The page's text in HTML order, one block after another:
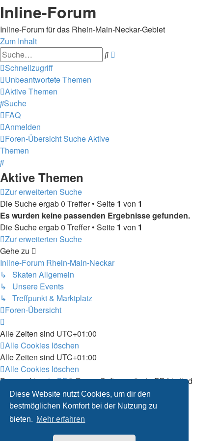
Diese Website nutzt Cookies, um dir den
bestmöglichen Komfort bei der Nutzung zu
bieten. Mehr erfahren
Inline-Forum
Inline-Forum für das Rhein-Main-Neckar-Gebiet
Zum Inhalt
Suche
Schnellzugriff
Unbeantwortete Themen
Aktive Themen
Suche
FAQ
Anmelden
Foren-ÜbersichtSucheAktive
Themen
Suche
Aktive Themen
Zur erweiterten Suche
Die Suche ergab 0 Treffer • Seite 1 von 1
Es wurden keine passenden Ergebnisse gefunden.
Die Suche ergab 0 Treffer • Seite 1 von 1
Zur erweiterten Suche
Gehe zu
Inline-Forum Rhein-Main-Neckar
↳ Skaten Allgemein
↳ Unsere Events
↳ Treffpunkt & Marktplatz
Foren-Übersicht
Alle Zeiten sind UTC+01:00
Alle Cookies löschen
Alle Zeiten sind UTC+01:00
Alle Cookies löschen
Powered byphpBB® Forum Software © phpBB Limited
Deutsche Übersetzung durchphpBB.de
Bereitgestellt durch skateshop.de
Datenschutz|Nutzungsbedingungen